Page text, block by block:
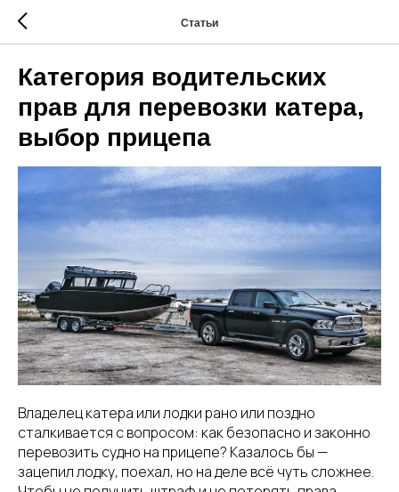
Статьи
Категория водительских
прав для перевозки катера,
выбор прицепа
Владелец катера или лодки рано или поздно
сталкивается с вопросом: как безопасно и законно
перевозить судно на прицепе? Казалось бы —
зацепил лодку, поехал, но на деле всё чуть сложнее.